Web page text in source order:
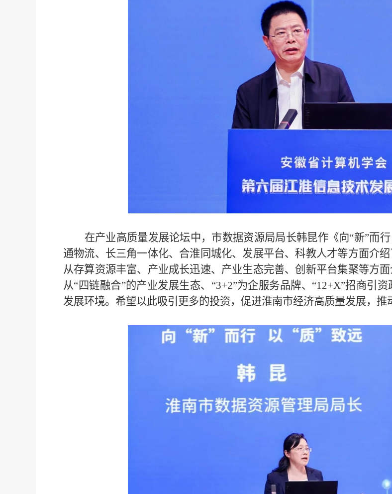
在产业高质量发展论坛中，市数据资源局局长韩昆作《向“新”而
通物流、长三角一体化、合淮同城化、发展平台、科教人才等方面介
从存算资源丰富、产业成长迅速、产业生态完善、创新平台集聚等方
从“四链融合”的产业发展生态、“3+2”为企服务品牌、“12+X”招商引
发展环境。希望以此吸引更多的投资，促进淮南市经济高质量发展，推